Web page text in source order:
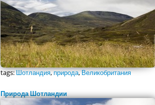
tags:Шотландия,природа,Великобритания
Природа Шотландии